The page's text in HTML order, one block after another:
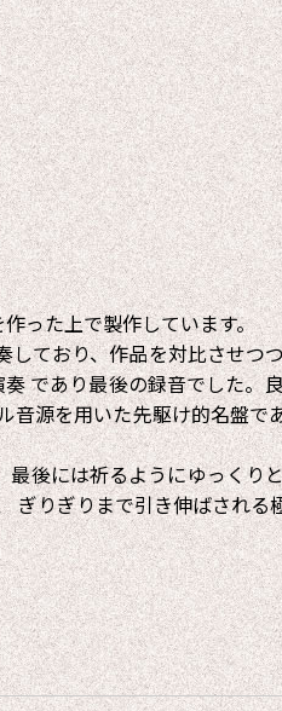
った上で製作しています。
ており、作品を対比させつ
であり最後の録音でした。
源を用いた先駆け的名盤で
後には祈るようにゆっくり
ぎりぎりまで引き伸ばされる